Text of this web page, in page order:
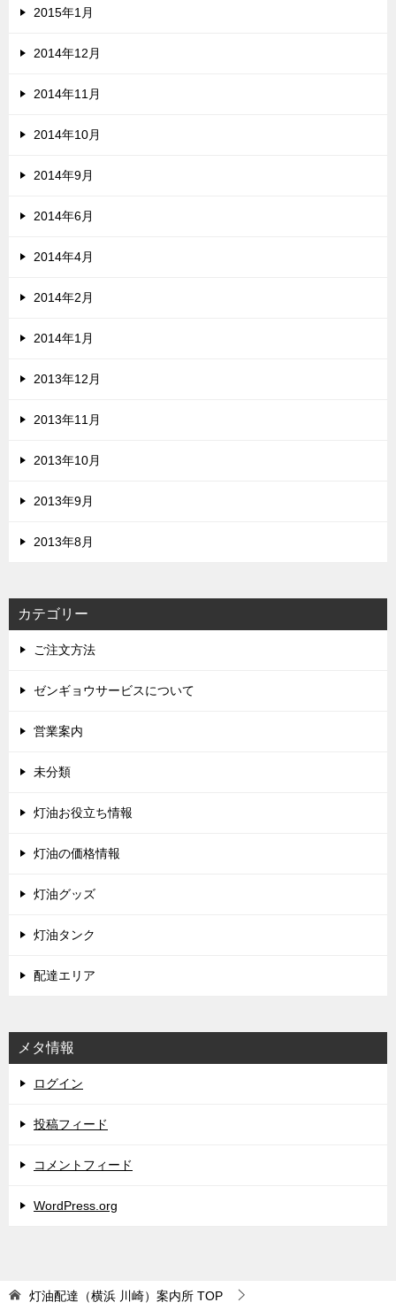
2015年1月
2014年12月
2014年11月
2014年10月
2014年9月
2014年6月
2014年4月
2014年2月
2014年1月
2013年12月
2013年11月
2013年10月
2013年9月
2013年8月
カテゴリー
ご注文方法
ゼンギョウサービスについて
営業案内
未分類
灯油お役立ち情報
灯油の価格情報
灯油グッズ
灯油タンク
配達エリア
メタ情報
ログイン
投稿フィード
コメントフィード
WordPress.org
灯油配達（横浜 川崎）案内所 TOP